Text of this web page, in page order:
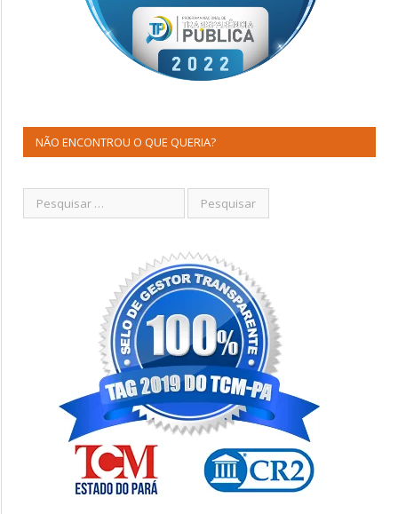
NÃO ENCONTROU O QUE QUERIA?